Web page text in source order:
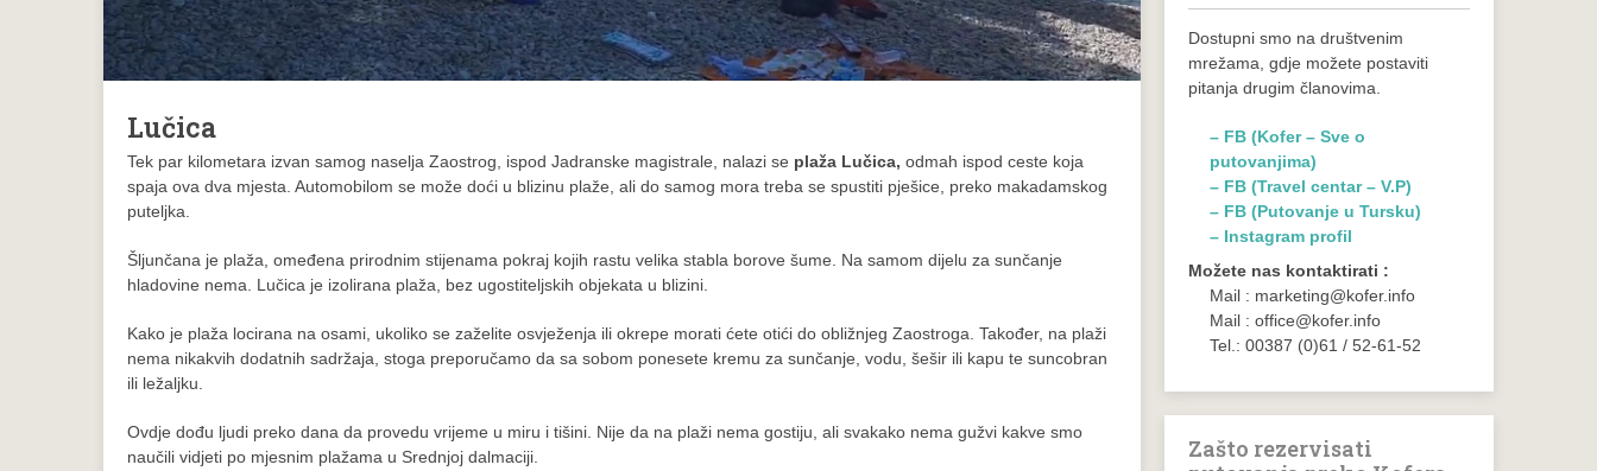
Lučica
Tek par kilometara izvan samog naselja Zaostrog, ispod Jadranske magistrale, nalazi se plaža Lučica, odmah ispod ceste koja
spaja ova dva mjesta. Automobilom se može doći u blizinu plaže, ali do samog mora treba se spustiti pješice, preko makadamskog
puteljka.
Šljunčana je plaža, omeđena prirodnim stijenama pokraj kojih rastu velika stabla borove šume. Na samom dijelu za sunčanje
hladovine nema. Lučica je izolirana plaža, bez ugostiteljskih objekata u blizini.
Kako je plaža locirana na osami, ukoliko se zaželite osvježenja ili okrepe morati ćete otići do obližnjeg Zaostroga. Također, na plaži
nema nikakvih dodatnih sadržaja, stoga preporučamo da sa sobom ponesete kremu za sunčanje, vodu, šešir ili kapu te suncobran
ili ležaljku.
Ovdje dođu ljudi preko dana da provedu vrijeme u miru i tišini. Nije da na plaži nema gostiju, ali svakako nema gužvi kakve smo
naučili vidjeti po mjesnim plažama u Srednjoj dalmaciji.
Dostupni smo na društvenim
mrežama, gdje možete postaviti
pitanja drugim članovima.
– FB (Kofer – Sve o
putovanjima)
– FB (Travel centar – V.P)
– FB (Putovanje u Tursku)
– Instagram profil
Možete nas kontaktirati :
Mail : marketing@kofer.info
Mail : office@kofer.info
Tel.: 00387 (0)61 / 52-61-52
Zašto rezervisati